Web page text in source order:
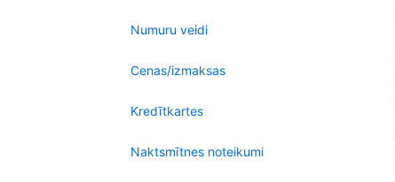
Numuru veidi
Cenas/izmaksas
Kredītkartes
Naktsmītnes noteikumi